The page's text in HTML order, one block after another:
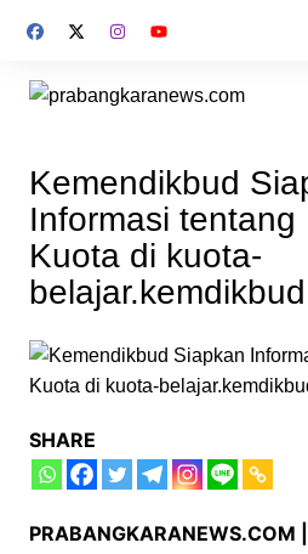
Kemendikbud
Informasi tentang
Kuota di kuota-
SHARE
PRABANGKARANEWS.COM